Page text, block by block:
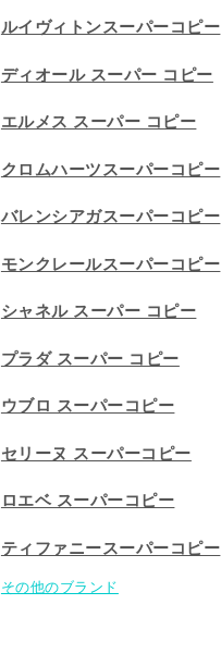
ルイヴィトンスーパーコピー
ディオール スーパー コピー
エルメス スーパー コピー
クロムハーツスーパーコピー
バレンシアガスーパーコピー
モンクレールスーパーコピー
シャネル スーパー コピー
プラダ スーパー コピー
ウブロ スーパーコピー
セリーヌ スーパーコピー​
ロエベ スーパーコピー
ティファニースーパーコピー
その他のブランド